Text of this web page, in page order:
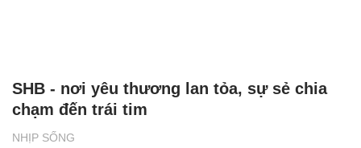
NHỊP SỐNG
SHB - nơi yêu thương lan tỏa, sự sẻ chia
chạm đến trái tim